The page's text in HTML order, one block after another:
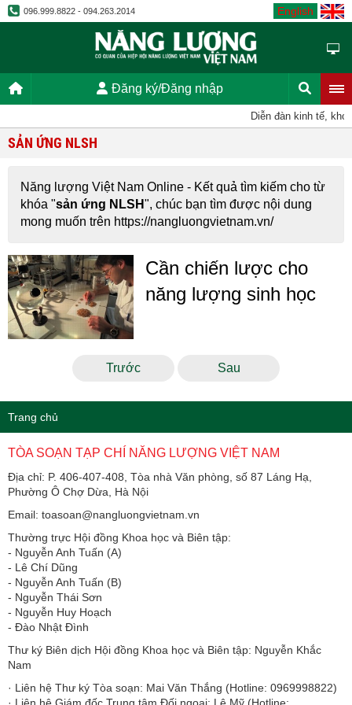
096.999.8822 - 094.263.2014 English
Đăng ký/Đăng nhập
Diễn đàn kinh tế,
SẢN ỨNG NLSH
Năng lượng Việt Nam Online - Kết quả tìm kiếm cho từ
khóa "sản ứng NLSH", chúc bạn tìm được nội dung
mong muốn trên https://nangluongvietnam.vn/
Cần chiến lược cho
năng lượng sinh học
Trước Sau
Trang chủ
TÒA SOẠN TẠP CHÍ NĂNG LƯỢNG VIỆT NAM
Địa chỉ: P. 406-407-408, Tòa nhà Văn phòng, số 87 Láng Hạ,
Phường Ô Chợ Dừa, Hà Nội
Email: toasoan@nangluongvietnam.vn
Thường trực Hội đồng Khoa học và Biên tập:
​​​​​​- Nguyễn Anh Tuấn (A)
- Lê Chí Dũng
- Nguyễn Anh Tuấn (B)
- Nguyễn Thái Sơn
- Nguyễn Huy Hoạch
- Đào Nhật Đình
Thư ký Biên dịch Hội đồng Khoa học và Biên tập: Nguyễn Khắc
Nam
· Liên hệ Thư ký Tòa soạn: Mai Văn Thắng (Hotline: 0969998822)